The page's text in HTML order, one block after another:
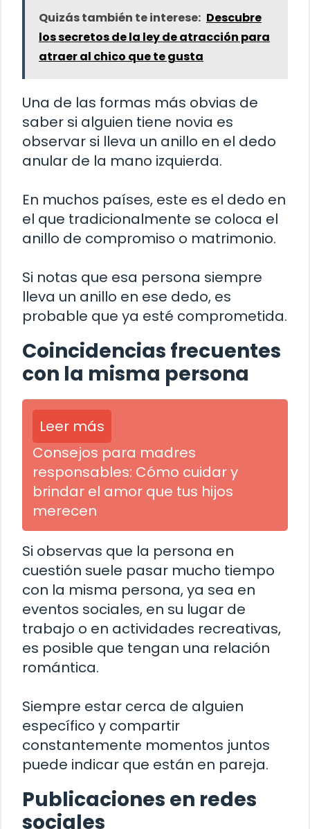
Quizás también te interese: Descubre
los secretos de la ley de atracción para
atraer al chico que te gusta
Una de las formas más obvias de
saber si alguien tiene novia es
observar si lleva un anillo en el dedo
anular de la mano izquierda.
En muchos países, este es el dedo en
el que tradicionalmente se coloca el
anillo de compromiso o matrimonio.
Si notas que esa persona siempre
lleva un anillo en ese dedo, es
probable que ya esté comprometida.
Coincidencias frecuentes
con la misma persona
Leer más
Consejos para madres
responsables: Cómo cuidar y
brindar el amor que tus hijos
merecen
Si observas que la persona en
cuestión suele pasar mucho tiempo
con la misma persona, ya sea en
eventos sociales, en su lugar de
trabajo o en actividades recreativas,
es posible que tengan una relación
romántica.
Siempre estar cerca de alguien
específico y compartir
constantemente momentos juntos
puede indicar que están en pareja.
Publicaciones en redes
sociales